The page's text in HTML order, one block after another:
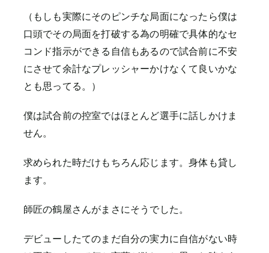
（もしも実際にそのピンチな局面になったら僕は
口頭でその局面を打破する為の明確で具体的なセ
コンド指示ができる自信もあるので試合前に不安
にさせて余計なプレッシャーかけなくて良いかな
とも思ってる。）
僕は試合前の控室ではほとんど選手に話しかけま
せん。
求められた時だけもちろん応じます。身体も貸し
ます。
師匠の鶴屋さんがまさにそうでした。
デビューしたてのまだ自分の実力に自信がない時